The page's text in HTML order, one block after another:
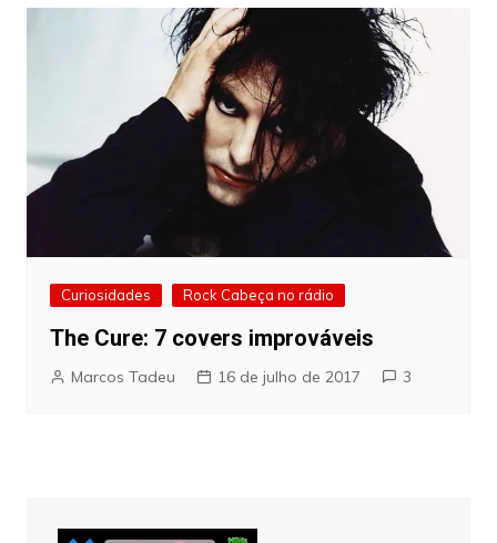
Curiosidades Rock Cabeça no rádio
The Cure: 7 covers improváveis
Marcos Tadeu 16 de julho de 2017 3